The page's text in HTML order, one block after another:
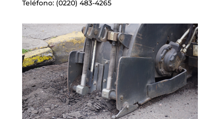
Teléfono: (0220) 483-4265